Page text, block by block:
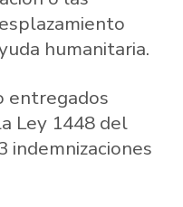
humanitaria.
entregados
Ley 1448 del
indemnizaciones